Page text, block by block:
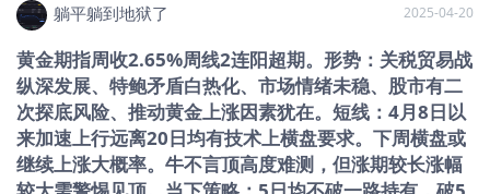
拉里还提出了一个多步骤的解决方案，
说明如何修复该体系使其更加公平，并
驳斥了某些经济学家关于回归金本位行
不通的流行谬论。最后，拉里预测未来
10年内货币将崩溃，这将导致美国货币
体系回归稳健。与此同时，他建议投资
者将资金投入政府无法印发的资产——
黄金、白银、比特币和房地产。他表
储降息速度快或宽松时间长；当前利差扩大空间有限，还有2个
国股指：关注美国股指是否突破20天均线及关税消息，突破则
短期企稳，短期可买看涨期权，长期走势仍然震荡。资产配
置：配置资产可使用衍生工具，留现金；A股青睐分红型国企，
港股可关注打新策略和恒生指数；黄金短期有波动，整体长期
看好，但近期波动不宜建仓，等待调整机会，调整可能达20% -
25%，可等调整后抄底。———————课程文字实录：说话
躺平躺到地狱了 2025-04-20
黄金期指周收2.65%周线2连阳超期。形势：关税贸易战
纵深发展、特鲍矛盾白热化、市场情绪未稳、股市有二
次探底风险、推动黄金上涨因素犹在。短线：4月8日以
来加速上行远离20日均有技术上横盘要求。下周横盘或
继续上涨大概率。牛不言顶高度难测，但涨期较长涨幅